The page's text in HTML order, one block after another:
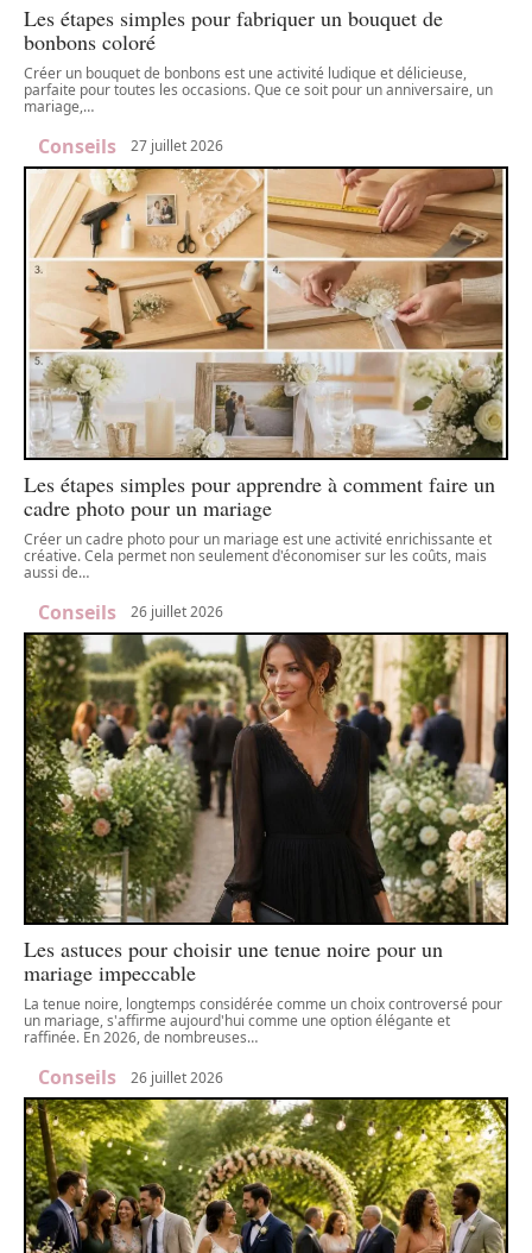
Les étapes simples pour fabriquer un bouquet de
bonbons coloré
Créer un bouquet de bonbons est une activité ludique et délicieuse,
parfaite pour toutes les occasions. Que ce soit pour un anniversaire, un
mariage,…
Conseils 27 juillet 2026
Les étapes simples pour apprendre à comment faire un
cadre photo pour un mariage
Créer un cadre photo pour un mariage est une activité enrichissante et
créative. Cela permet non seulement d'économiser sur les coûts, mais
aussi de…
Conseils 26 juillet 2026
Les astuces pour choisir une tenue noire pour un
mariage impeccable
La tenue noire, longtemps considérée comme un choix controversé pour
un mariage, s'affirme aujourd'hui comme une option élégante et
raffinée. En 2026, de nombreuses…
Conseils 26 juillet 2026